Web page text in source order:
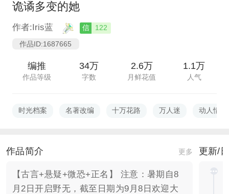
诡谲多变的她
作者:Iris蓝 信
122
作品ID:1687665
编推
作品等级
34万
字数
2.6万
月鲜花值
1.1万
人气
时光档案 名著改编 十万花路 万人迷 动人情感
作品简介 更多
【古言+悬疑+微恐+正名】 注意：暑期自8
月2日开启野无，截至日期为9月8日欢迎大
更新/